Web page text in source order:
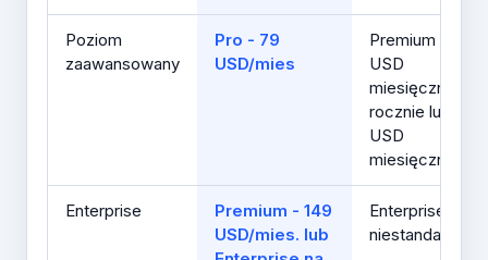
Poziom
zaawansowany
Pro - 79
USD/mies
Premium – 199
USD
miesięcznie
rocznie lub 300
USD
miesięcznie
Enterprise
Premium - 149
USD/mies. lub
Enterprise -
niestandardowe